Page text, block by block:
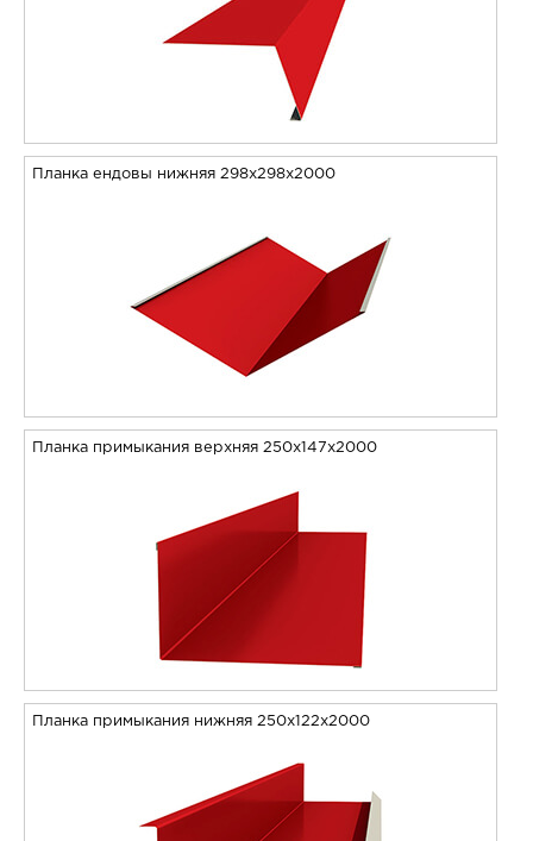
Планка ендовы нижняя 298х298х2000
Планка примыкания верхняя 250х147х2000
Планка примыкания нижняя 250х122х2000